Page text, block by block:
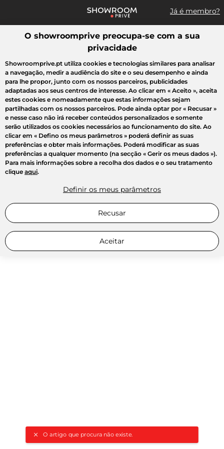
Já é membro?
Pesquisar uma marca, um artigo, uma venda...
O artigo que procura não existe.
Todas as vendas Moda Desporto Casa Criança Beleza
O showroomprive preocupa-se com a sua
privacidade
Showroomprive.pt utiliza cookies e tecnologias similares para analisar
a navegação, medir a audiência do site e o seu desempenho e ainda
para lhe propor, junto com os nossos parceiros, publicidades
adaptadas aos seus centros de interesse. Ao clicar em « Aceito », aceita
estes cookies e nomeadamente que estas informações sejam
partilhadas com os nossos parceiros. Pode ainda optar por « Recusar »
e nesse caso não irá receber conteúdos personalizados e somente
serão utilizados os cookies necessários ao funcionamento do site. Ao
clicar em « Defino os meus parâmetros » poderá definir as suas
preferências e obter mais informações. Poderá modificar as suas
preferências a qualquer momento (na secção « Gerir os meus dados »).
Para mais informações sobre a recolha dos dados e o seu tratamento
clique aqui.
Definir os meus parâmetros
Recusar
Aceitar